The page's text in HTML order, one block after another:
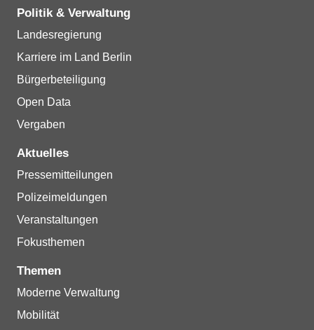
Politik & Verwaltung
Landesregierung
Karriere im Land Berlin
Bürgerbeteiligung
Open Data
Vergaben
Aktuelles
Pressemitteilungen
Polizeimeldungen
Veranstaltungen
Fokusthemen
Themen
Moderne Verwaltung
Mobilität